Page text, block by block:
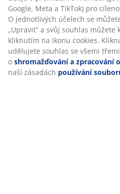
Google, Meta a TikTok) pro
O jednotlivých účelech se
„Upravit“ a svůj souhlas můžete
kliknutím na ikonu cookies.
udělujete souhlas se všemi
o shromažďování a zpracování
naší zásadách používání